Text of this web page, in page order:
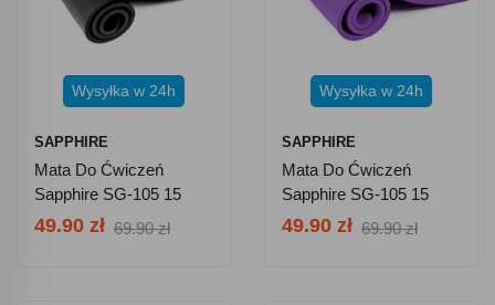
Wysyłka w 24h
SAPPHIRE
Mata Do Ćwiczeń
Sapphire SG-105 15
Mm Z Pokrowcem -
49.90 zł 69.90 zł
Wysyłka w 24h
SAPPHIRE
Mata Do Ćwiczeń
Sapphire SG-105 15
Mm Z Pokrowcem -
49.90 zł 69.90 zł